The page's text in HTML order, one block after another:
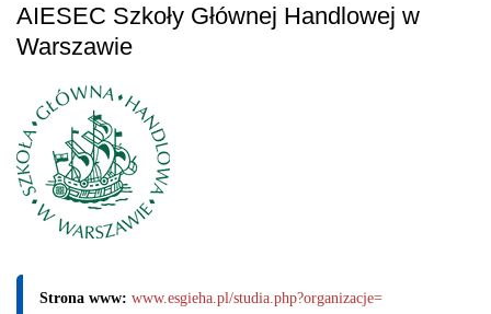
AIESEC Szkoły Głównej Handlowej w
Warszawie
Strona www: www.esgieha.pl/studia.php?organizacje=